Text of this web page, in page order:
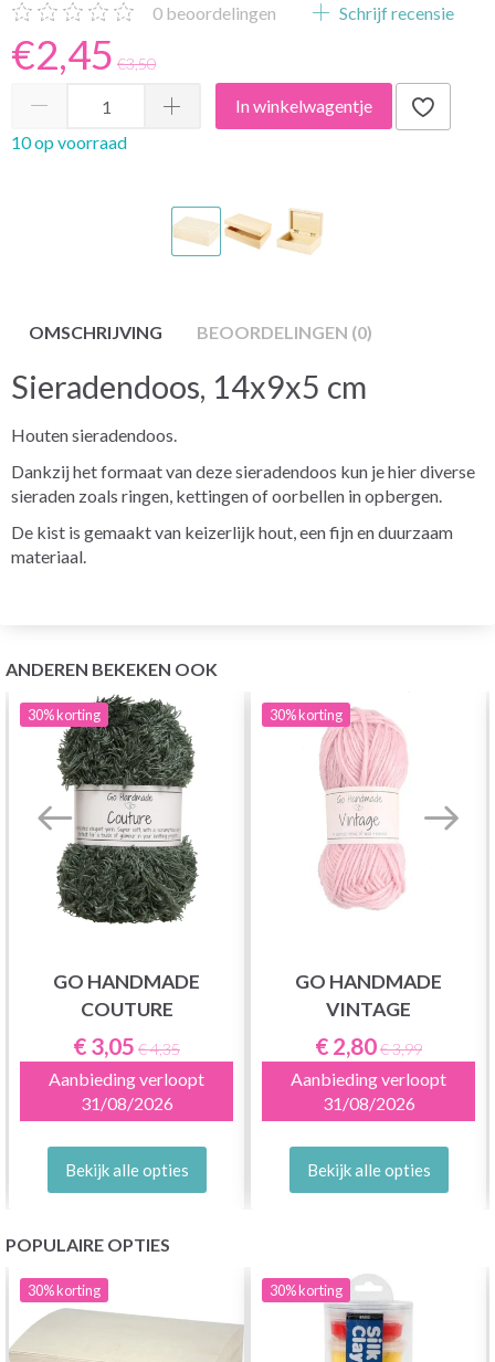
0 beoordelingen Schrijf recensie
€2,45 €3,50
In winkelwagentje
10 op voorraad
OMSCHRIJVING BEOORDELINGEN (0)
Sieradendoos, 14x9x5 cm
Houten sieradendoos.
Dankzij het formaat van deze sieradendoos kun je hier diverse
sieraden zoals ringen, kettingen of oorbellen in opbergen.
De kist is gemaakt van keizerlijk hout, een fijn en duurzaam
materiaal.
ANDEREN BEKEKEN OOK
30%korting
GO HANDMADE
COUTURE
€ 3,05 € 4,35
Aanbieding verloopt
31/08/2026
Bekijk alle opties
30%korting
GO HANDMADE
VINTAGE
€ 2,80€ 3,99
Aanbieding verloopt
31/08/2026
Bekijk alle opties
POPULAIRE OPTIES
30%korting 30%korting